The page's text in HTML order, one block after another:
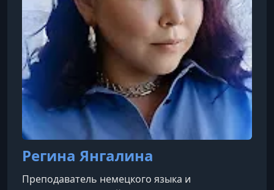
Регина Янгалина
Преподаватель немецкого языка и